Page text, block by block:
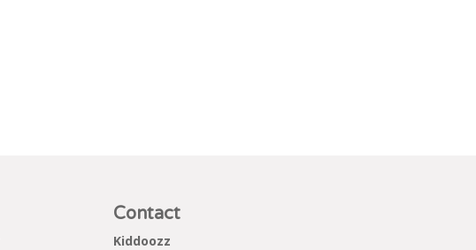
Contact
Kiddoozz